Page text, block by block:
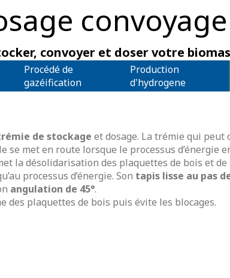
convoyer et doser votre
Procédé de
gazéification
Production
d'hydrogene
de stockage et dosage. La trémie qui peut
se met en route lorsque le processus d’énergie
la désolidarisation des plaquettes de bois et
processus d’énergie. Son tapis lisse au pas
angulation de 45°.
des plaquettes de bois puis évite les blocages.